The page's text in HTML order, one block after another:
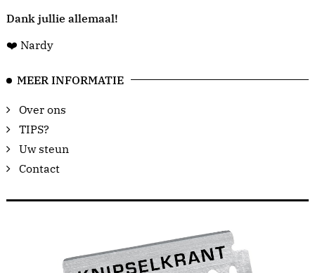
Dank jullie allemaal!
❤️ Nardy
MEER INFORMATIE
Over ons
TIPS?
Uw steun
Contact